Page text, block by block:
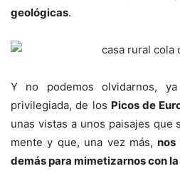
geológicas.
Y no podemos olvidarnos,
privilegiada, de los Picos de
unas vistas a unos paisajes que
mente y que, una vez más,nos
demás para mimetizarnos con